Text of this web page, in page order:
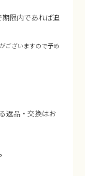
限内であれば追
ございますので予め
返品・交換はお